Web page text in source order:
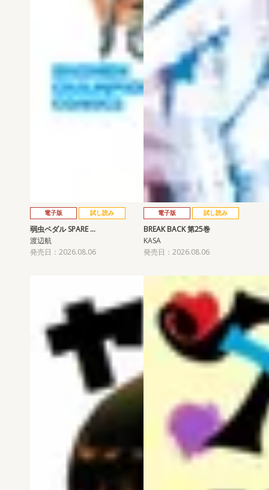
電子版 試し読み
弱虫ペダル SPARE …
渡辺航
発売日：2026.08.06
電子版 試し読み
BREAK BACK 第25巻
KASA
発売日：2026.08.06